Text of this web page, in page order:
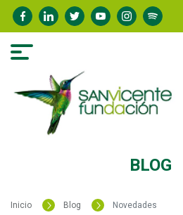
Pasar
al
BLOG
Inicio Blog Novedades